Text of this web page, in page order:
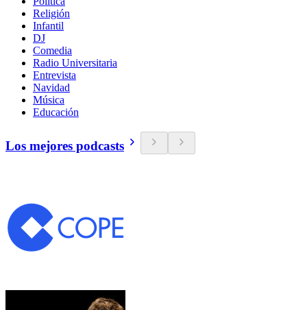
Religión
Infantil
DJ
Comedia
Radio Universitaria
Entrevista
Navidad
Música
Educación
Los mejores podcasts